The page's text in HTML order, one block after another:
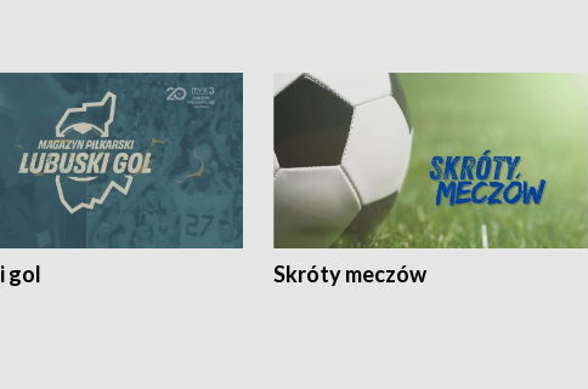
gol Skróty meczów